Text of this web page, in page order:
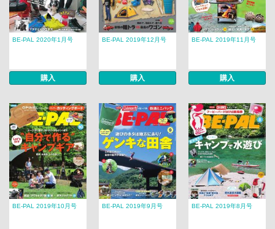
BE-PAL 2020年1月号
購入
BE-PAL 2019年12月号
購入
BE-PAL 2019年11月号
購入
BE-PAL 2019年10月号 BE-PAL 2019年9月号 BE-PAL 2019年8月号